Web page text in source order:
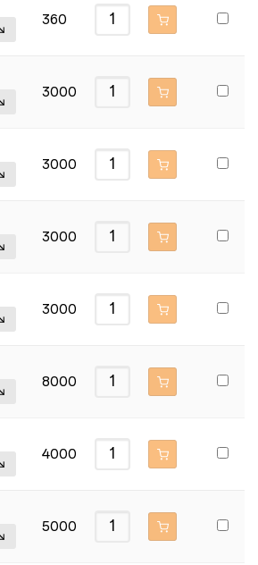
360
3000
3000
3000
3000
8000
4000
5000